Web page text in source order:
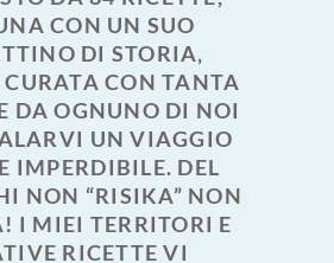
CON UN SUO
DI STORIA,
CON TANTA
DA OGNUNO DI NOI
UN VIAGGIO
IMPERDIBILE. DEL
NON “RISIKA” NON
I MIEI TERRITORI E
RICETTE VI